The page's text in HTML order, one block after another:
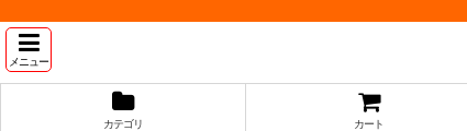
メニュー
カテゴリ カート